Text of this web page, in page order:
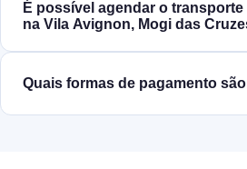
É possível agendar o
na Vila Avignon, Mogi das
Quais formas de pagamento